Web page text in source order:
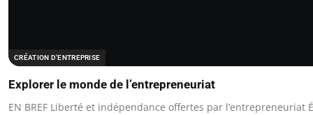
CRÉATION D'ENTREPRISE
Explorer le monde de l’entrepreneuriat
EN BREF Liberté et indépendance offertes par